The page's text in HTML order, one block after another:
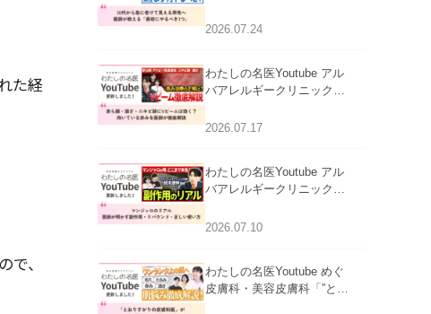
た経
、
える男性へ｜医師が教える
2026.07.24
わたしの名医Youtube アル
バアレルギークリニック札
跡にVビームは効く？向い
2026.07.17
わたしの名医Youtube アル
バアレルギークリニック札
医師が明かす副作用・リバ
2026.07.10
わたしの名医Youtube めぐ
皮膚科・美容皮膚科「”とお